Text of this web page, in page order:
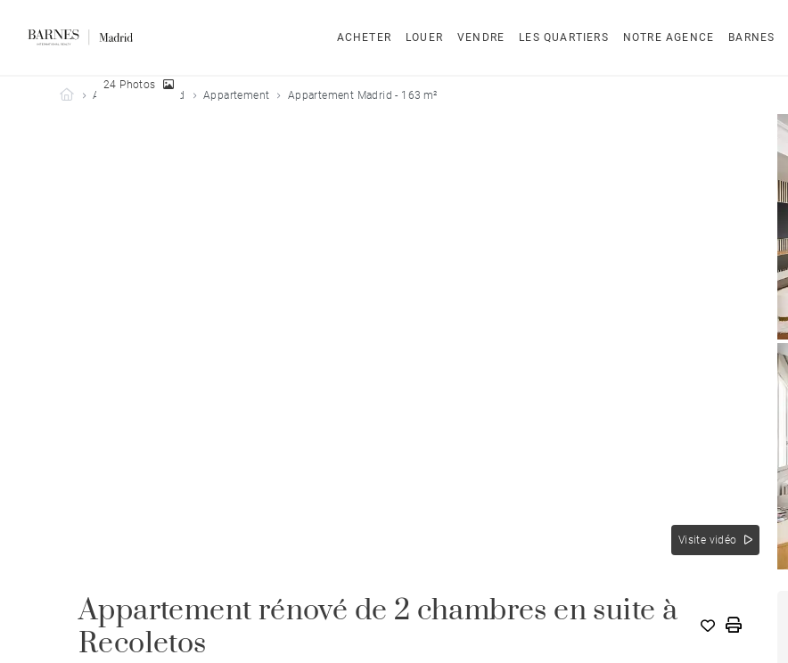
ACHETER LOUER VENDRE LES QUARTIERS NOTRE AGENCE BARNES
Barnes Madrid
Acheter Madrid Appartement Appartement Madrid - 163 m²
Visite vidéo
24 Photos
Appartement rénové de 2 chambres en suite à
Recoletos